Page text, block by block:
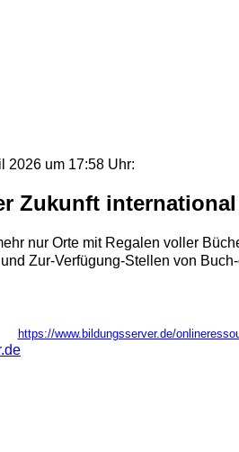
2026 um 17:58 Uhr:
Zukunft international
nur Orte mit Regalen voller
Zur-Verfügung-Stellen von
https://www.bildungsserver.de/